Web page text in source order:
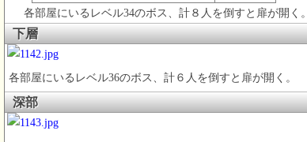
各部屋にいるレベル34のボス、計８人を倒すと扉が開く。
下層
各部屋にいるレベル36のボス、計６人を倒すと扉が開く。
深部